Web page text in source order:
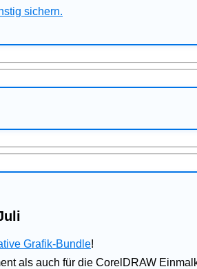
sichern.
Grafik-Bundle!
als auch für die CorelDRAW